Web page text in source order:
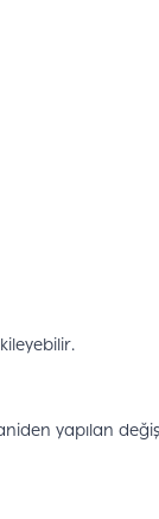
yapılan